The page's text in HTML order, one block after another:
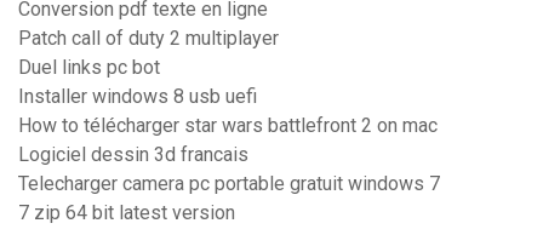
Conversion pdf texte en ligne
Patch call of duty 2 multiplayer
Duel links pc bot
Installer windows 8 usb uefi
How to télécharger star wars battlefront 2 on mac
Logiciel dessin 3d francais
Telecharger camera pc portable gratuit windows 7
7 zip 64 bit latest version